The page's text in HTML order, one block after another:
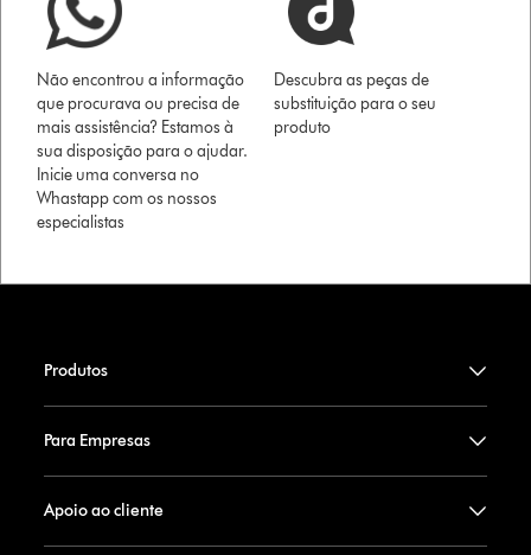
Não encontrou a informação
que procurava ou precisa de
mais assistência? Estamos à
sua disposição para o ajudar.
Inicie uma conversa no
Whastapp com os nossos
especialistas
Descubra as peças de
substituição para o seu
produto
Produtos
Para Empresas
Apoio ao cliente